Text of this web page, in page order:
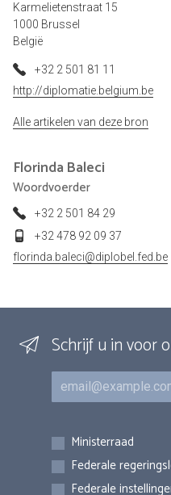
Karmelietenstraat 15
1000 Brussel
België
+32 2 501 81 11
http://diplomatie.belgium.be
Alle artikelen van deze bron
Florinda Baleci
Woordvoerder
+32 2 501 84 29
+32 478 92 09 37
florinda.baleci@diplobel.fed.be
Schrijf u in voor
E-mail
Inschrijvingen
Ministerraad
Federale
Federale